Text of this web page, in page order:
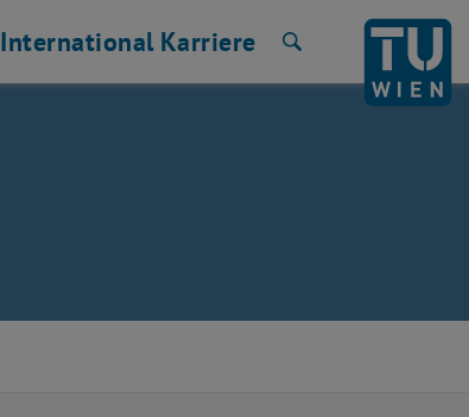
International Karriere